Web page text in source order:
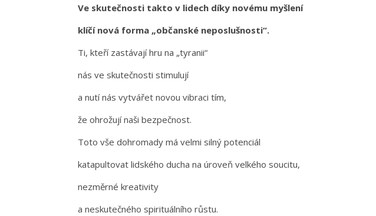
Ve skutečnosti takto v lidech díky novému myšlení
klíčí nová forma „občanské neposlušnosti“.
Ti, kteří zastávají hru na „tyranii“
nás ve skutečnosti stimulují
a nutí nás vytvářet novou vibraci tím,
že ohrožují naši bezpečnost.
Toto vše dohromady má velmi silný potenciál
katapultovat lidského ducha na úroveň velkého soucitu,
nezměrné kreativity
a neskutečného spirituálního růstu.